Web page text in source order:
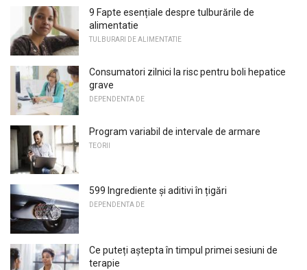
9 Fapte esențiale despre tulburările de
alimentatie
TULBURARI DE ALIMENTATIE
Consumatori zilnici la risc pentru boli hepatice
grave
DEPENDENTA DE
Program variabil de intervale de armare
TEORII
599 Ingrediente și aditivi în țigări
DEPENDENTA DE
Ce puteți aștepta în timpul primei sesiuni de
terapie